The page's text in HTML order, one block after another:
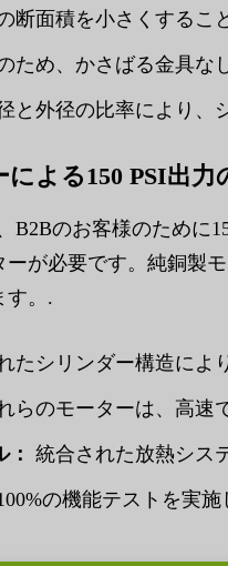
断面積を小さくするこ
ため、かさばる金具な
と外径の比率により、
よる150 PSI出力
B2Bのお客様のために
が必要です。純銅製
す。.
たシリンダー構造によ
らのモーターは、高速
統合された放熱シス
の機能テストを実